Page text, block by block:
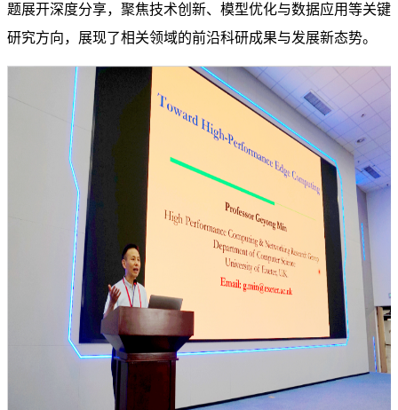
题展开深度分享，聚焦技术创新、模型优化与数据应用等关键
研究方向，展现了相关领域的前沿科研成果与发展新态势。